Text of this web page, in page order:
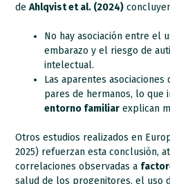
deAhlqvist et al. (2024)
No hay asociación entre el
embarazo y el riesgo de
intelectual.
Las aparentes
pares de hermanos, lo que
entorno familiar explican
Otros estudios realizados en
2025) refuerzan esta conclusión,
correlaciones observadas a
salud de los progenitores, el uso